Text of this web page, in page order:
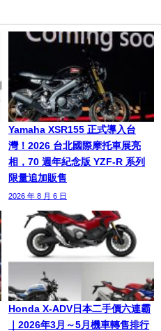
Yamaha XSR155 正式導入台
灣！2026 台北國際摩托車展亮
相，70 週年紀念版 YZF-R 系列
限量追加販售
2026 年 8 月 6 日
Honda X-ADV日本二手價六連霸
｜2026年3月～5月機車轉售排行